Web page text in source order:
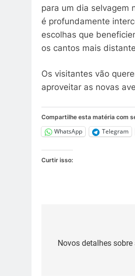
para um dia selvagem
é profundamente
escolhas que
os cantos mais
Os visitantes vão
aproveitar as novas
Compartilhe esta matéria com
WhatsApp Telegram
Curtir isso:
de
Novos detalhes